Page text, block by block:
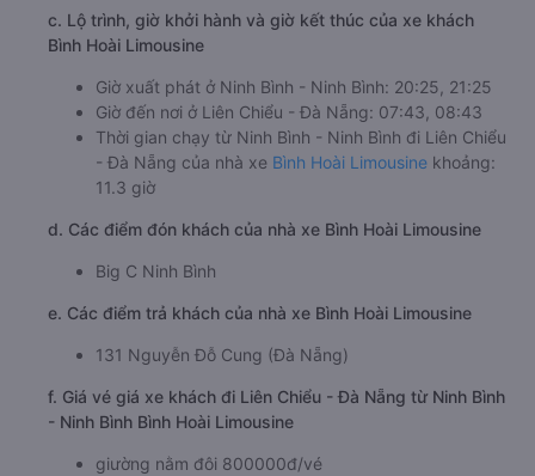
c. Lộ trình, giờ khởi hành và giờ kết thúc của xe khách
Bình Hoài Limousine
Giờ xuất phát ở Ninh Bình - Ninh Bình: 20:25, 21:25
Giờ đến nơi ở Liên Chiểu - Đà Nẵng: 07:43, 08:43
Thời gian chạy từ Ninh Bình - Ninh Bình đi Liên Chiểu
- Đà Nẵng của nhà xe Bình Hoài Limousine khoảng:
11.3 giờ
d. Các điểm đón khách của nhà xe Bình Hoài Limousine
Big C Ninh Bình
e. Các điểm trả khách của nhà xe Bình Hoài Limousine
131 Nguyễn Đỗ Cung (Đà Nẵng)
f. Giá vé giá xe khách đi Liên Chiểu - Đà Nẵng từ Ninh Bình
- Ninh Bình Bình Hoài Limousine
giường nằm đôi 800000đ/vé